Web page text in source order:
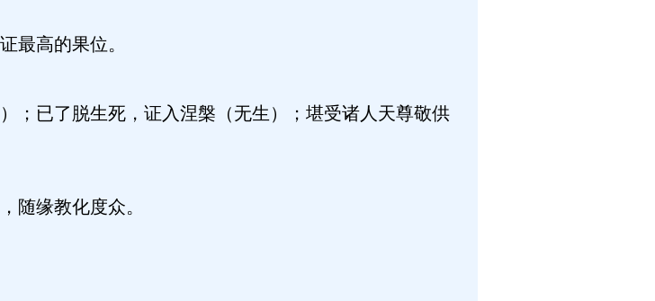
最高的果位。
；已了脱生死，证入涅槃（无生）；堪受诸人天尊敬供
随缘教化度众。